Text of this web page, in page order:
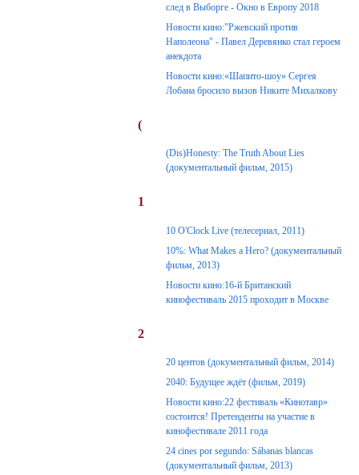
след в Выборге - Окно в Европу 2018
Новости кино:"Ржевский против
Наполеона" - Павел Деревянко стал героем
анекдота
Новости кино:«Шапито-шоу» Сергея
Лобана бросило вызов Никите Михалкову
(
(Dis)Honesty: The Truth About Lies
(документальный фильм, 2015)
1
10 O'Clock Live (телесериал, 2011)
10%: What Makes a Hero? (документальный
фильм, 2013)
Новости кино:16-й Британский
кинофестиваль 2015 проходит в Москве
2
20 центов (документальный фильм, 2014)
2040: Будущее ждёт (фильм, 2019)
Новости кино:22 фестиваль «Кинотавр»
состоится! Претенденты на участие в
кинофестивале 2011 года
24 cines por segundo: Sábanas blancas
(документальный фильм, 2013)